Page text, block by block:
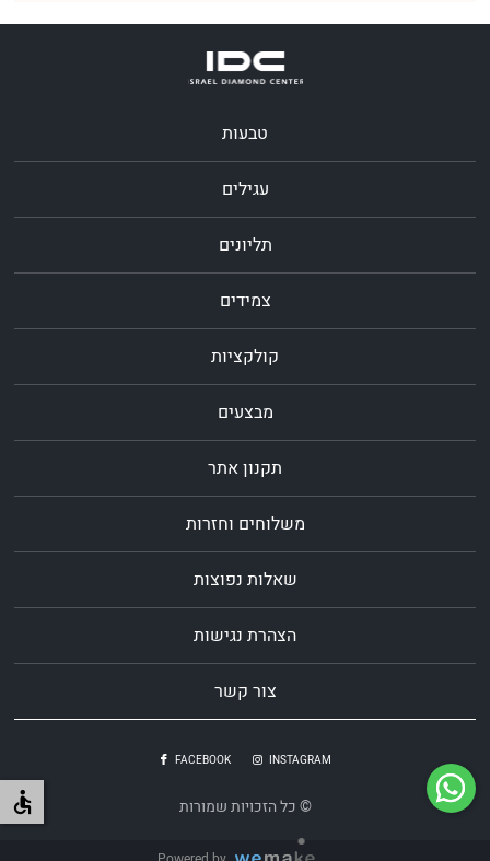
טבעות
עגילים
תליונים
צמידים
קולקציות
מבצעים
תקנון אתר
משלוחים וחזרות
שאלות נפוצות
הצהרת נגישות
צור קשר
© כל הזכויות שמורות
INSTAGRAM
FACEBOOK